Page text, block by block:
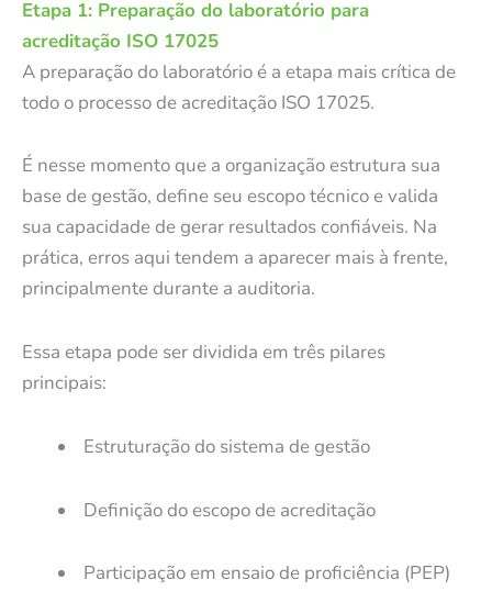
Etapa 1: Preparação do laboratório para
acreditação ISO 17025
A preparação do laboratório é a etapa mais crítica de
todo o processo de acreditação ISO 17025.
É nesse momento que a organização estrutura sua
base de gestão, define seu escopo técnico e valida
sua capacidade de gerar resultados confiáveis. Na
prática, erros aqui tendem a aparecer mais à frente,
principalmente durante a auditoria.
Essa etapa pode ser dividida em três pilares
principais:
Estruturação do sistema de gestão
Definição do escopo de acreditação
Participação em ensaio de proficiência (PEP)